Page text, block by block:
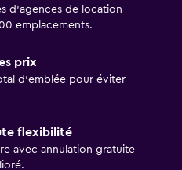
d’agences de location
emplacements.
prix
d’emblée pour éviter
flexibilité
avec annulation gratuite